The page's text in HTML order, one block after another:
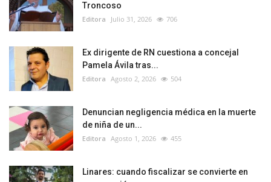
Troncoso
Editora Julio 31, 2026 706
Ex dirigente de RN cuestiona a concejal
Pamela Ávila tras...
Editora Agosto 2, 2026 504
Denuncian negligencia médica en la muerte
de niña de un...
Editora Agosto 1, 2026 455
Linares: cuando fiscalizar se convierte en